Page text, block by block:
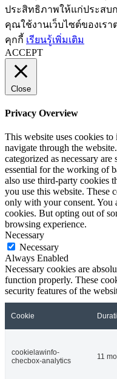
ประสิทธิภาพให้แก่ประส
คุณใช้งานเว็บไซต์ของเร
คุกกี้ เรียนรู้เพิ่มเติม
ACCEPT
Close
Privacy Overview
This website uses cookies
navigate through the
categorized as necessary
essential for the working of
also use third-party cookies
you use this website. These
only with your consent. You
cookies. But opting out of
browsing experience.
Necessary
Necessary
Always Enabled
Necessary cookies are
function properly. These
security features of the
Cookie
cookielawinfo-
checbox-analytics
11